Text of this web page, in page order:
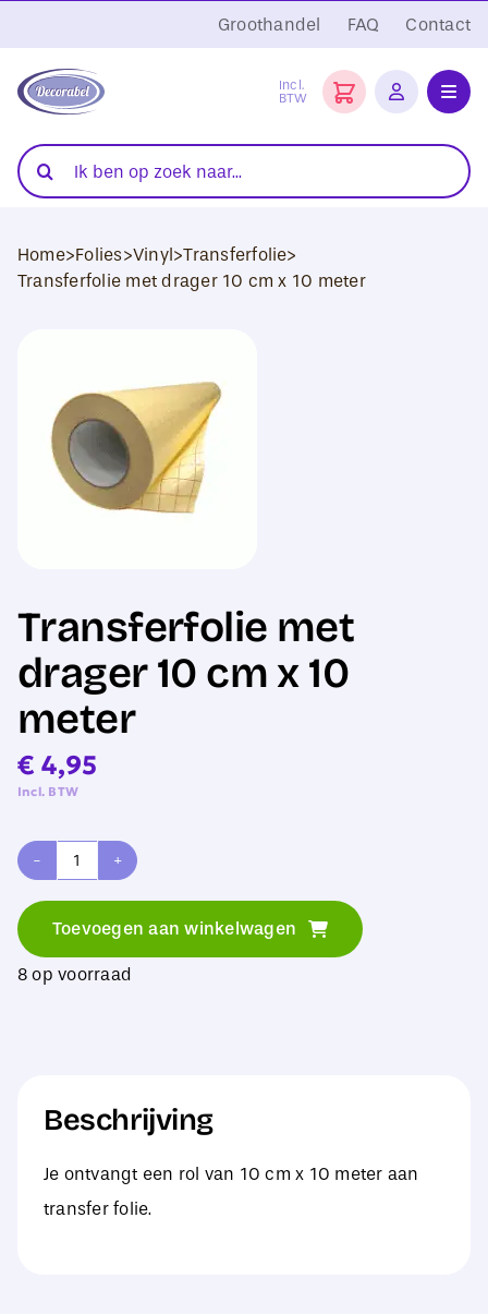
naar
inhoud
Groothandel FAQ Contact
Incl.
BTW
Folies
Transferpersen
Hobby Artikelen
DTF Transfers
Zoeken
naar:
Home>Folies>Vinyl>Transferfolie>
Transferfolie met drager 10 cm x 10 meter
Transferfolie met
drager 10 cm x 10
meter
€ 4,95
Incl. BTW
Transferfolie
drager
10
meter
Toevoegen aan winkelwagen
8 op voorraad
Beschrijving
Je ontvangt een rol van 10 cm x 10 meter aan
transfer folie.